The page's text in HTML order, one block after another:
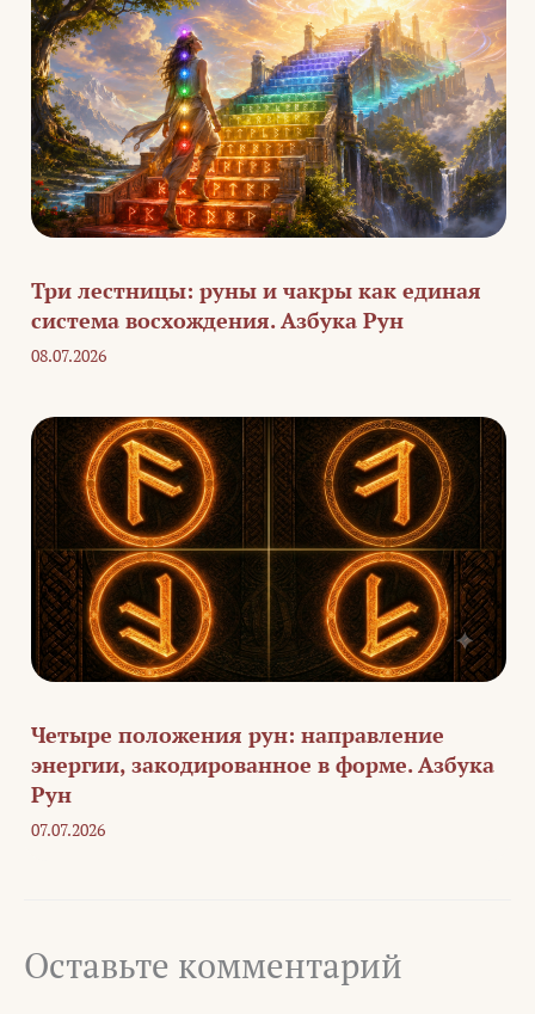
Три лестницы: руны и чакры как единая
система восхождения. Азбука Рун
08.07.2026
Четыре положения рун: направление
энергии, закодированное в форме. Азбука
Рун
07.07.2026
Оставьте комментарий